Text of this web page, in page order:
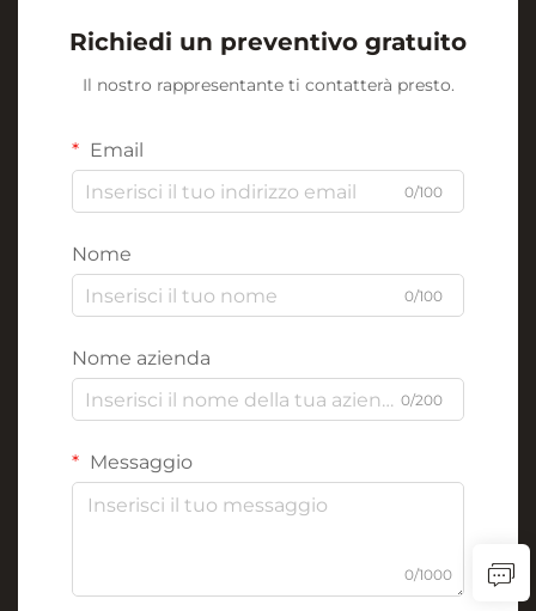
Richiedi un preventivo gratuito
Il nostro rappresentante ti contatterà presto.
Email
0/100
Nome
0/100
Nome azienda
0/200
Messaggio
0/1000